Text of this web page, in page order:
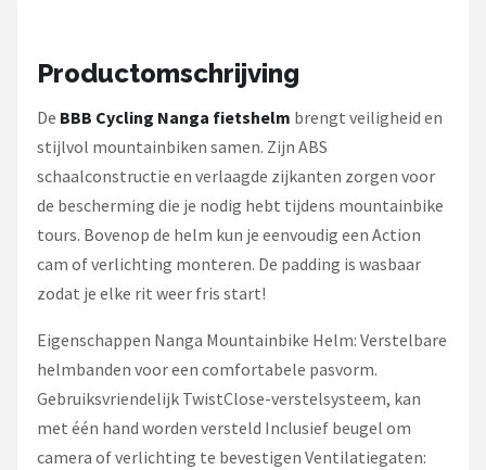
Productomschrijving
De BBB Cycling Nanga fietshelm brengt veiligheid en
stijlvol mountainbiken samen. Zijn ABS
schaalconstructie en verlaagde zijkanten zorgen voor
de bescherming die je nodig hebt tijdens mountainbike
tours. Bovenop de helm kun je eenvoudig een Action
cam of verlichting monteren. De padding is wasbaar
zodat je elke rit weer fris start!
Eigenschappen Nanga Mountainbike Helm: Verstelbare
helmbanden voor een comfortabele pasvorm.
Gebruiksvriendelijk TwistClose-verstelsysteem, kan
met één hand worden versteld Inclusief beugel om
camera of verlichting te bevestigen Ventilatiegaten: